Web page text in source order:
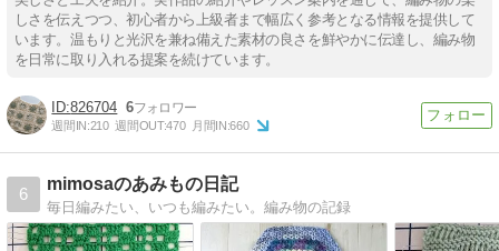
しさを伝えつつ、初心者から上級者まで幅広く参考となる情報を提供して
います。温もりと光沢を兼ね備えた素材の良さを鮮やかに伝達し、編み物
を日常に取り入れる提案を続けています。
826704 6
週間IN:210 週間OUT:470 月間IN:660
6
mimosaのあみもの日記
毎日編みたい、いつも編みたい。編み物の記録